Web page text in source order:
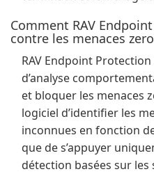
Comment RAV
contre les menaces
RAV Endpoint
d’analyse
et bloquer les menaces
logiciel d’identifier les
inconnues en fonction
que de s’appuyer
détection basées sur